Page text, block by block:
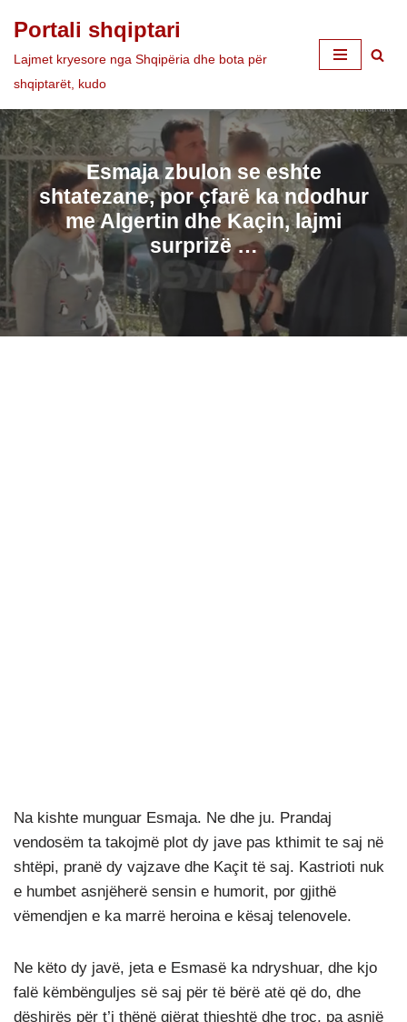
Skip
to
Portali shqiptari
Lajmet kryesore nga Shqipëria dhe bota për
shqiptarët, kudo
Esmaja zbulon se eshte
shtatezane, por çfarë ka ndodhur
me Algertin dhe Kaçin, lajmi
surprizë …
Na kishte munguar Esmaja. Ne dhe ju. Prandaj
vendosëm ta takojmë plot dy jave pas kthimit te saj në
shtëpi, pranë dy vajzave dhe Kaçit të saj. Kastrioti nuk
e humbet asnjëherë sensin e humorit, por gjithë
vëmendjen e ka marrë heroina e kësaj telenovele.
Ne këto dy javë, jeta e Esmasë ka ndryshuar, dhe kjo
falë këmbënguljes së saj për të bërë atë që do, dhe
dëshirës për t’i thënë gjërat thjeshtë dhe troç, pa asnjë